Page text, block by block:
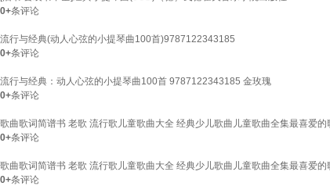
0+条评论
流行与经典(动人心弦的小提琴曲100首)9787122343185
0+条评论
流行与经典：动人心弦的小提琴曲100首 9787122343185 金玫瑰
0+条评论
歌曲歌词简谱书 老歌 流行歌儿童歌曲大全 经典少儿歌曲儿童歌曲全集最喜爱
0+条评论
歌曲歌词简谱书 老歌 流行歌儿童歌曲大全 经典少儿歌曲儿童歌曲全集最喜爱
0+条评论